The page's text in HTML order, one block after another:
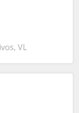
VL